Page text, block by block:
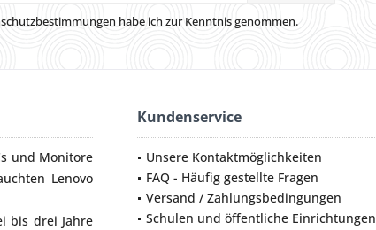
habe ich zur Kenntnis genommen.
und Monitore
Lenovo
bis drei Jahre
Kundenservice
Unsere Kontaktmöglichkeiten
FAQ - Häufig gestellte Fragen
Versand / Zahlungsbedingungen
Schulen und öffentliche Einrichtungen